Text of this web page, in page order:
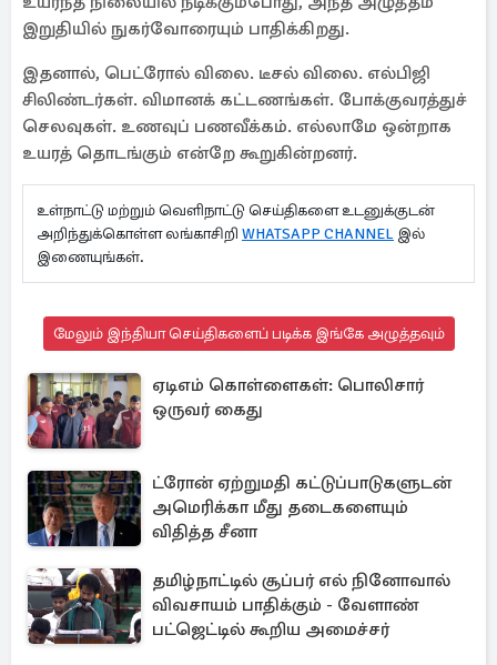
இறுதியில் நுகர்வோரையும் பாதிக்கிறது.
இதனால், பெட்ரோல் விலை. டீசல் விலை. எல்பிஜி
சிலிண்டர்கள். விமானக் கட்டணங்கள். போக்குவரத்துச்
செலவுகள். உணவுப் பணவீக்கம். எல்லாமே ஒன்றாக
உயரத் தொடங்கும் என்றே கூறுகின்றனர்.
உள்நாட்டு மற்றும் வெளிநாட்டு செய்திகளை உடனுக்குடன்
அறிந்துக்கொள்ள லங்காசிறி WHATSAPP CHANNEL இல்
இணையுங்கள்.
மேலும் இந்தியா செய்திகளைப் படிக்க இங்கே அழுத்தவும்
ஏடிஎம் கொள்ளைகள்: பொலிசார்
ஒருவர் கைது
ட்ரோன் ஏற்றுமதி கட்டுப்பாடுகளுடன்
அமெரிக்கா மீது தடைகளையும்
விதித்த சீனா
தமிழ்நாட்டில் சூப்பர் எல் நினோவால்
விவசாயம் பாதிக்கும் - வேளாண்
பட்ஜெட்டில் கூறிய அமைச்சர்